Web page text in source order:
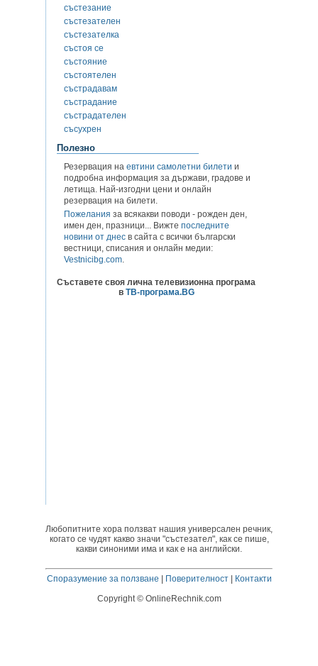
състезание
състезателен
състезателка
състоя се
състояние
състоятелен
състрадавам
състрадание
състрадателен
съсухрен
Полезно
Резервация на евтини самолетни билети и
подробна информация за държави, градове и
летища. Най-изгодни цени и онлайн
резервация на билети.
Пожелания за всякакви поводи - рожден ден,
имен ден, празници... Вижте последните
новини от днес в сайта с всички български
вестници, списания и онлайн медии:
Vestnicibg.com.
Съставете своя лична телевизионна програма
в ТВ-програма.BG
Любопитните хора ползват нашия универсален речник,
когато се чудят какво значи "състезател", как се пише,
какви синоними има и как е на английски.
Споразумение за ползване Поверителност|
Контакти
Copyright © OnlineRechnik.com